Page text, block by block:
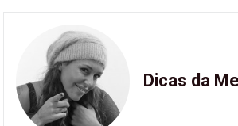
Dicas da